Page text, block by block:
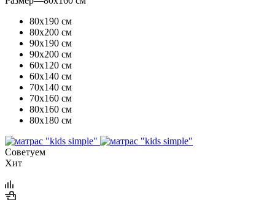
80х190 см
80х200 см
90х190 см
90х200 см
60х120 см
60х140 см
70х140 см
70х160 см
80х160 см
80х180 см
Советуем
Хит